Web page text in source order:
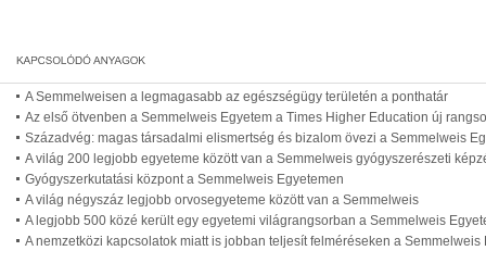
A Semmelweisen a legmagasabb az egészségügy területén a ponthatár
Az első ötvenben a Semmelweis Egyetem a Times Higher Education új
Századvég: magas társadalmi elismertség és bizalom övezi a Semmelweis
A világ 200 legjobb egyeteme között van a Semmelweis gyógyszerészeti
Gyógyszerkutatási központ a Semmelweis Egyetemen
A világ négyszáz legjobb orvosegyeteme között van a Semmelweis
A legjobb 500 közé került egy egyetemi világrangsorban a Semmelweis
A nemzetközi kapcsolatok miatt is jobban teljesít felméréseken a Semmelweis